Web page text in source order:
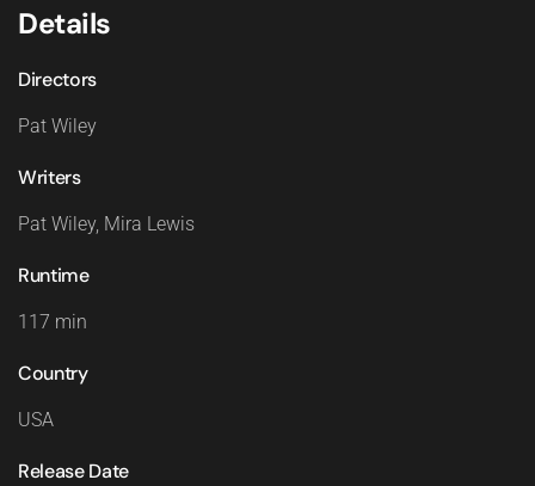
Details
Directors
Pat Wiley
Writers
Pat Wiley, Mira Lewis
Runtime
117 min
Country
USA
Release Date